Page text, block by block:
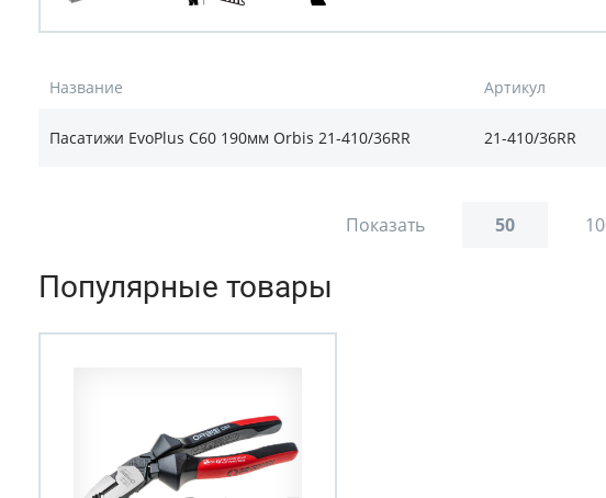
Название Артикул
Пасатижи EvoPlus C60 190мм Orbis 21-410/36RR 21-410/36RR
Показать 50
Популярные товары